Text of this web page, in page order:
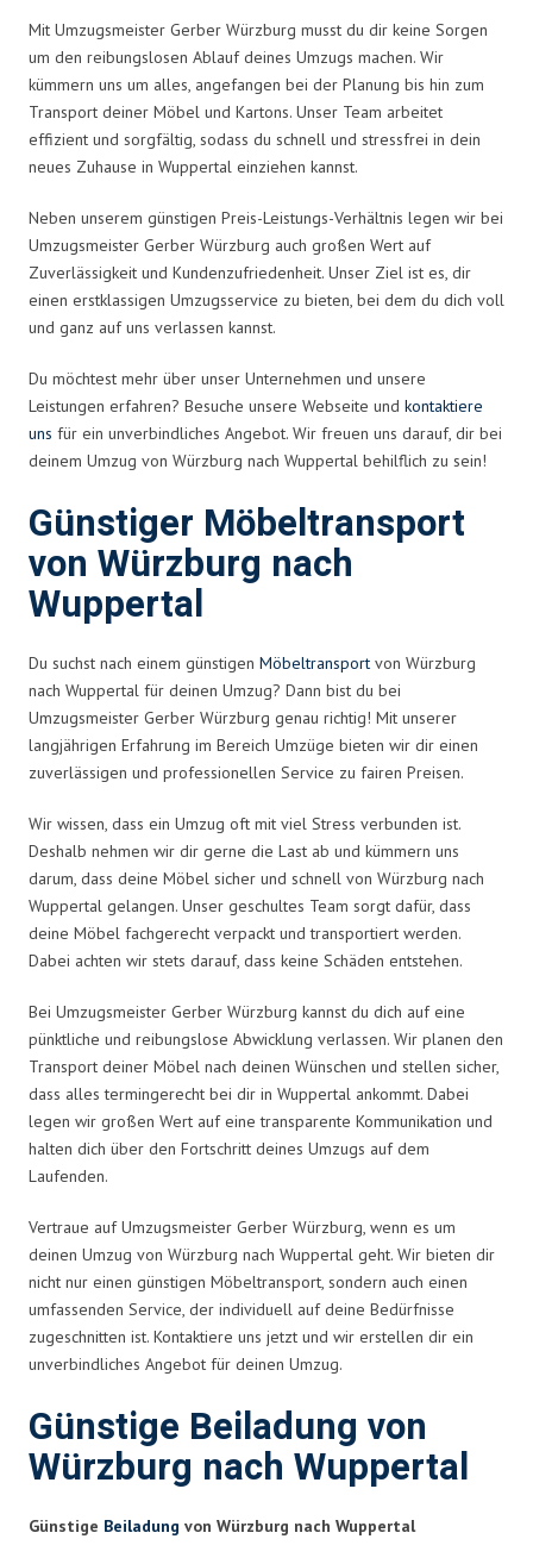
Mit Umzugsmeister Gerber Würzburg musst du dir keine Sorgen
um den reibungslosen Ablauf deines Umzugs machen. Wir
kümmern uns um alles, angefangen bei der Planung bis hin zum
Transport deiner Möbel und Kartons. Unser Team arbeitet
effizient und sorgfältig, sodass du schnell und stressfrei in dein
neues Zuhause in Wuppertal einziehen kannst.
Neben unserem günstigen Preis-Leistungs-Verhältnis legen wir bei
Umzugsmeister Gerber Würzburg auch großen Wert auf
Zuverlässigkeit und Kundenzufriedenheit. Unser Ziel ist es, dir
einen erstklassigen Umzugsservice zu bieten, bei dem du dich voll
und ganz auf uns verlassen kannst.
Du möchtest mehr über unser Unternehmen und unsere
Leistungen erfahren? Besuche unsere Webseite und kontaktiere
uns für ein unverbindliches Angebot. Wir freuen uns darauf, dir bei
deinem Umzug von Würzburg nach Wuppertal behilflich zu sein!
Günstiger Möbeltransport
von Würzburg nach
Wuppertal
Du suchst nach einem günstigen Möbeltransport von Würzburg
nach Wuppertal für deinen Umzug? Dann bist du bei
Umzugsmeister Gerber Würzburg genau richtig! Mit unserer
langjährigen Erfahrung im Bereich Umzüge bieten wir dir einen
zuverlässigen und professionellen Service zu fairen Preisen.
Wir wissen, dass ein Umzug oft mit viel Stress verbunden ist.
Deshalb nehmen wir dir gerne die Last ab und kümmern uns
darum, dass deine Möbel sicher und schnell von Würzburg nach
Wuppertal gelangen. Unser geschultes Team sorgt dafür, dass
deine Möbel fachgerecht verpackt und transportiert werden.
Dabei achten wir stets darauf, dass keine Schäden entstehen.
Bei Umzugsmeister Gerber Würzburg kannst du dich auf eine
pünktliche und reibungslose Abwicklung verlassen. Wir planen den
Transport deiner Möbel nach deinen Wünschen und stellen sicher,
dass alles termingerecht bei dir in Wuppertal ankommt. Dabei
legen wir großen Wert auf eine transparente Kommunikation und
halten dich über den Fortschritt deines Umzugs auf dem
Laufenden.
Vertraue auf Umzugsmeister Gerber Würzburg, wenn es um
deinen Umzug von Würzburg nach Wuppertal geht. Wir bieten dir
nicht nur einen günstigen Möbeltransport, sondern auch einen
umfassenden Service, der individuell auf deine Bedürfnisse
zugeschnitten ist. Kontaktiere uns jetzt und wir erstellen dir ein
unverbindliches Angebot für deinen Umzug.
Günstige Beiladung von
Würzburg nach Wuppertal
Günstige Beiladung von Würzburg nach Wuppertal